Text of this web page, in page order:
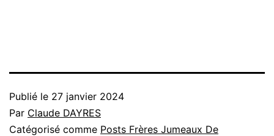
Publié le 27 janvier 2024
Par Claude DAYRES
Catégorisé comme Posts Frères Jumeaux De